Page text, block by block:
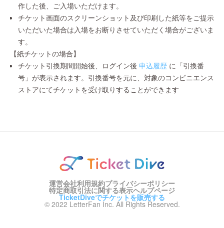
作した後、ご入場いただけます。
チケット画面のスクリーンショット及び印刷した紙等をご提示
いただいた場合は入場をお断りさせていただく場合がございま
す。
【紙チケットの場合】
チケット引換期間開始後、ログイン後 申込履歴 に「引換番
号」が表示されます。引換番号を元に、対象のコンビニエンス
ストアにてチケットを受け取りすることができます
運営会社利用規約プライバシーポリシー
特定商取引法に関する表示ヘルプページ
TicketDiveでチケットを販売する
© 2022 LetterFan Inc. All Rights Reserved.